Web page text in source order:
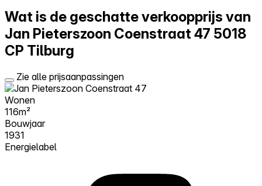
Wat is de geschatte verkoopprijs van
Jan Pieterszoon Coenstraat 47 5018
CP Tilburg
Zie alle prijsaanpassingen
Wonen
116m²
Bouwjaar
1931
Energielabel